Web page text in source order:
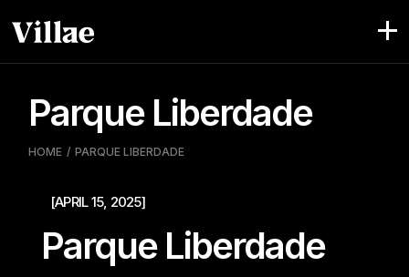
para
Parque Liberdade
HOME PARQUE LIBERDADE
[APRIL 15, 2025]
Parque Liberdade